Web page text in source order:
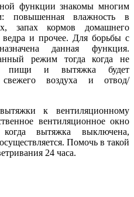
функции знакомы многим
повышенная влажность в
запах кормов домашнего
и прочее. Для борьбы с
данная функция.
режим тогда когда не
пищи и вытяжка будет
свежего воздуха и отвод/
к вентиляционному
вентиляционное окно
вытяжка выключена,
Помочь в такой
24 часа.